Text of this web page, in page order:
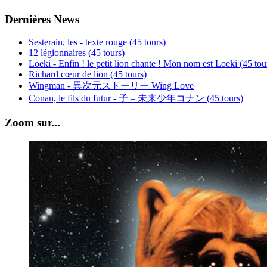
Dernières News
Sesterain, les - texte rouge (45 tours)
12 légionnaires (45 tours)
Loeki - Enfin ! le petit lion chante ! Mon nom est Loeki (45
Richard cœur de lion (45 tours)
Wingman - 異次元ストーリー Wing Love
Conan, le fils du futur - 子 – 未来少年コナン (45 tours)
Zoom sur...